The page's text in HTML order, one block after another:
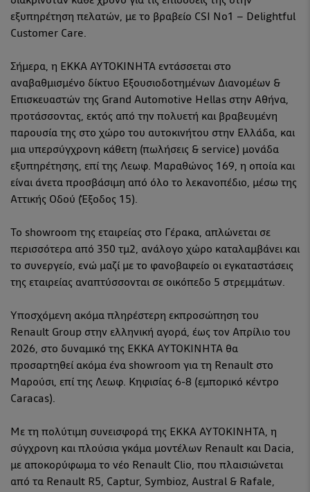
εξυπηρέτηση πελατών, με το βραβείο CSI No1 – Delightful
Customer Care.
Σήμερα, η ΕΚΚΑ ΑΥΤΟΚΙΝΗΤΑ εντάσσεται στο
αναβαθμισμένο δίκτυο Εξουσιοδοτημένων Διανομέων &
Επισκευαστών της Grand Automotive Hellas στην Αθήνα,
προτάσσοντας, εκτός από την πολυετή και βραβευμένη
παρουσία της στο χώρο του αυτοκινήτου στην Ελλάδα, και
μια υπερσύγχρονη κάθετη (πωλήσεις & service) μονάδα
εξυπηρέτησης, επί της Λεωφ. Μαραθώνος 169, η οποία και
είναι άνετα προσβάσιμη από όλο το λεκανοπέδιο, μέσω της
Αττικής Οδού (Έξοδος 15).
Το showroom της εταιρείας στο Γέρακα, απλώνεται σε
περισσότερα από 350 τμ2, ανάλογο χώρο καταλαμβάνει και
το συνεργείo, ενώ μαζί με το φανοβαφείο οι εγκαταστάσεις
της εταιρείας αναπτύσσονται σε οικόπεδο 5 στρεμμάτων.
Υποσχόμενη ακόμα πληρέστερη εκπροσώπηση του
Renault Group στην ελληνική αγορά, έως τον Απρίλιο του
2026, στο δυναμικό της ΕΚΚΑ ΑΥΤΟΚΙΝΗΤΑ θα
προσαρτηθεί ακόμα ένα showroom για τη Renault στο
Μαρούσι, επί της Λεωφ. Κηφισίας 6-8 (εμπορικό κέντρο
Caracas).
Με τη πολύτιμη συνεισφορά της ΕΚΚΑ ΑΥΤΟΚΙΝΗΤΑ, η
σύγχρονη και πλούσια γκάμα μοντέλων Renault και Dacia,
με αποκορύφωμα το νέο Renault Clio, που πλαισιώνεται
από τα Renault R5, Captur, Symbioz, Austral & Rafale,